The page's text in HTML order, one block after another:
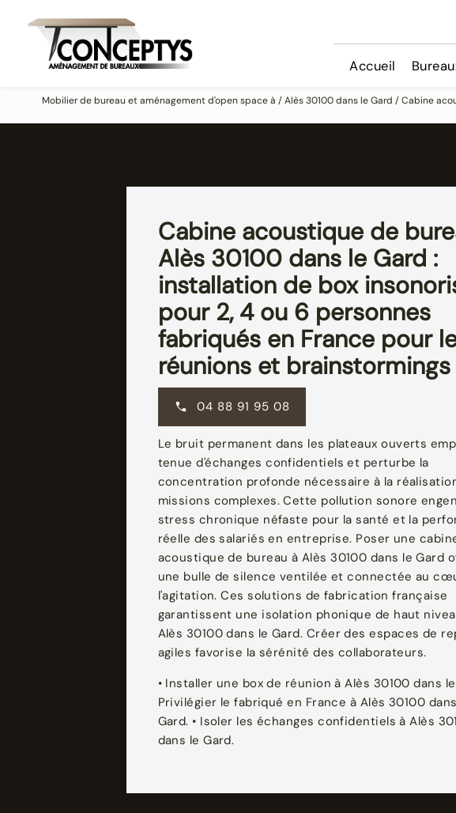
Accueil
Mobilier de bureau et aménagement d'open space à / Alès 30100 dans le Gard / Cabine
Cabine acoustique de
Alès 30100 dans le Gard :
installation de box
pour 2, 4 ou 6 personnes
fabriqués en France pour
réunions et brainstormings
04 88 91 95 08
Le bruit permanent dans les plateaux ouverts
tenue d'échanges confidentiels et perturbe la
concentration profonde nécessaire à la
missions complexes. Cette pollution sonore
stress chronique néfaste pour la santé et la
réelle des salariés en entreprise. Poser une
acoustique de bureau à Alès 30100 dans le Gard
une bulle de silence ventilée et connectée au
l'agitation. Ces solutions de fabrication française
garantissent une isolation phonique de haut
Alès 30100 dans le Gard. Créer des espaces de
agiles favorise la sérénité des collaborateurs.
• Installer une box de réunion à Alès 30100 dans le
Privilégier le fabriqué en France à Alès 30100
Gard. • Isoler les échanges confidentiels à Alès
dans le Gard.